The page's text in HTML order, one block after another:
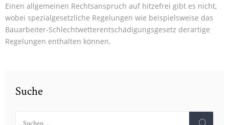
Einen allgemeinen Rechtsanspruch auf hitzefrei gibt es nicht,
wobei spezialgesetzliche Regelungen wie beispielsweise das
Bauarbeiter-Schlechtwetterentschädigungsgesetz derartige
Regelungen enthalten können.
Suche